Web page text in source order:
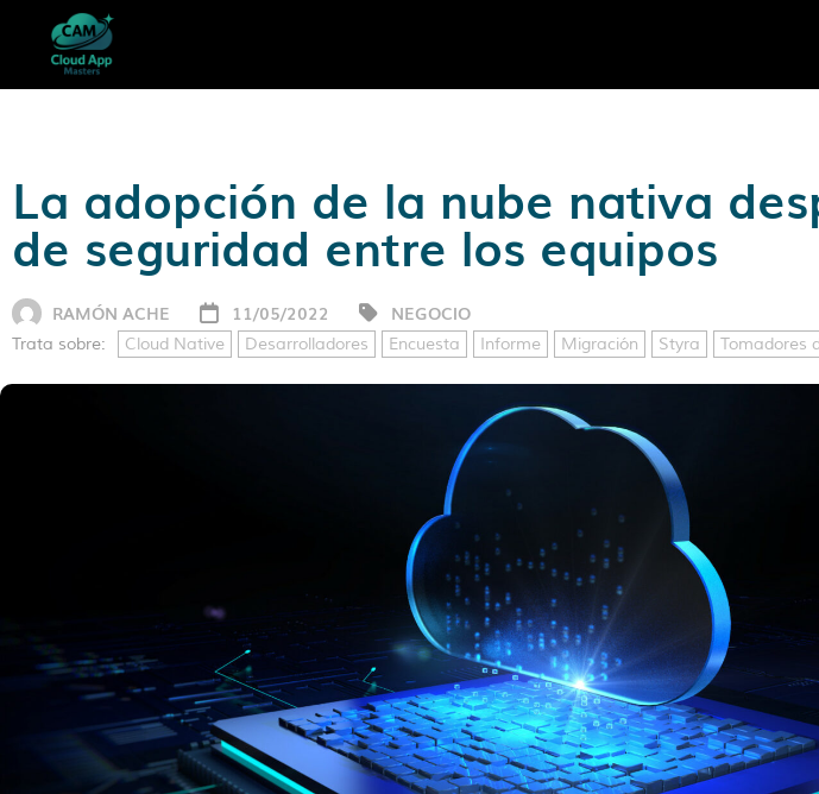
La adopción de la nube nativa
de seguridad entre los equipos
RAMÓN ACHE 11/05/2022 NEGOCIO
Trata sobre: Cloud Native Desarrolladores Encuesta Informe Migración Styra Tomadores